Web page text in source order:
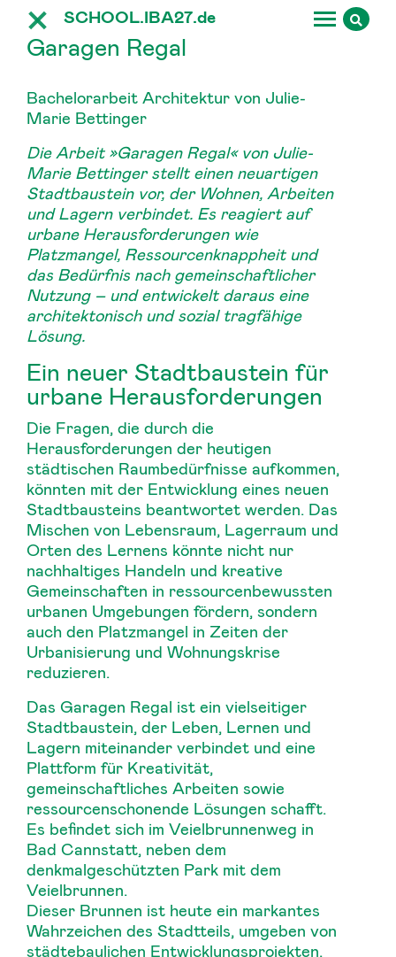
SCHOOL.IBA27.de
Garagen Regal
Bachelorarbeit Architektur von Julie-
Marie Bettinger
Die Arbeit »Garagen Regal« von Julie-
Marie Bettinger stellt einen neuartigen
Stadtbaustein vor, der Wohnen, Arbeiten
und Lagern verbindet. Es reagiert auf
urbane Herausforderungen wie
Platzmangel, Ressourcenknappheit und
das Bedürfnis nach gemeinschaftlicher
Nutzung – und entwickelt daraus eine
architektonisch und sozial tragfähige
Lösung.
Ein neuer Stadtbaustein für
urbane Herausforderungen
Die Fragen, die durch die
Herausforderungen der heutigen
städtischen Raumbedürfnisse aufkommen,
könnten mit der Entwicklung eines neuen
Stadtbausteins beantwortet werden. Das
Mischen von Lebensraum, Lagerraum und
Orten des Lernens könnte nicht nur
nachhaltiges Handeln und kreative
Gemeinschaften in ressourcenbewussten
urbanen Umgebungen fördern, sondern
auch den Platzmangel in Zeiten der
Urbanisierung und Wohnungskrise
reduzieren.
Das Garagen Regal ist ein vielseitiger
Stadtbaustein, der Leben, Lernen und
Lagern miteinander verbindet und eine
Plattform für Kreativität,
gemeinschaftliches Arbeiten sowie
ressourcenschonende Lösungen schafft.
Es befindet sich im Veielbrunnenweg in
Bad Cannstatt, neben dem
denkmalgeschützten Park mit dem
Veielbrunnen.
Dieser Brunnen ist heute ein markantes
Wahrzeichen des Stadtteils, umgeben von
städtebaulichen Entwicklungsprojekten,